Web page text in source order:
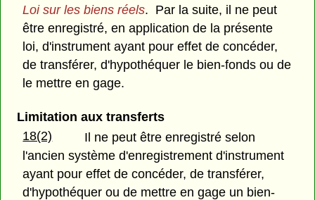
Loi sur les biens réels. Par la suite, il ne peut
être enregistré, en application de la présente
loi, d'instrument ayant pour effet de concéder,
de transférer, d'hypothéquer le bien-fonds ou de
le mettre en gage.
Limitation aux transferts
18(2)
Il ne peut être enregistré selon
l'ancien système d'enregistrement d'instrument
ayant pour effet de concéder, de transférer,
d'hypothéquer ou de mettre en gage un bien-